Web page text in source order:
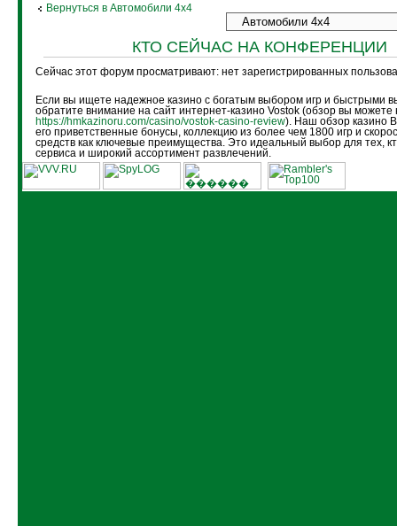
Вернуться в Автомобили 4х4
КТО СЕЙЧАС НА КОНФЕРЕНЦИИ
Сейчас этот форум просматривают: нет зарегистрированных
Если вы ищете надежное казино с богатым выбором игр и быстрыми
обратите внимание на сайт интернет-казино Vostok (обзор вы можете
https://hmkazinoru.com/casino/vostok-casino-review). Наш обзор казино
его приветственные бонусы, коллекцию из более чем 1800 игр и
средств как ключевые преимущества. Это идеальный выбор для тех,
сервиса и широкий ассортимент развлечений.